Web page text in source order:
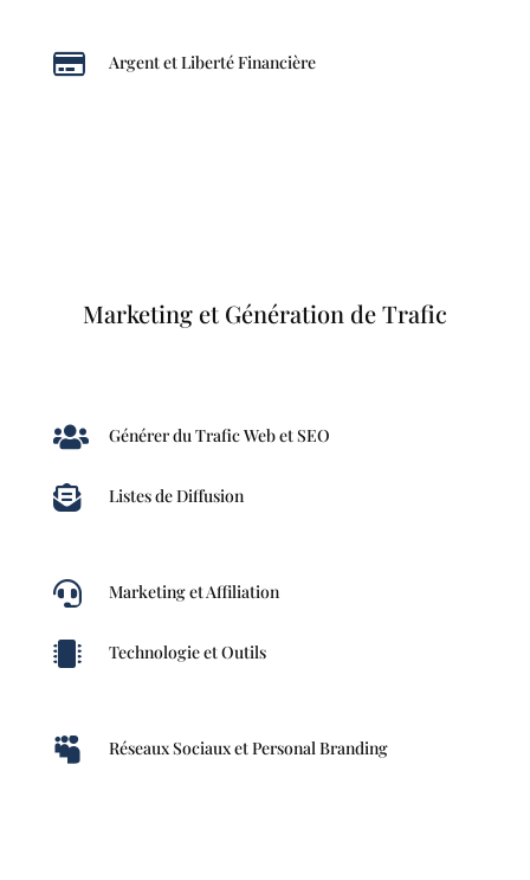
 Argent et Liberté Financière
Marketing et Génération de Trafic
 Générer du Trafic Web et SEO
 Listes de Diffusion
 Marketing et Affiliation
 Technologie et Outils
 Réseaux Sociaux et Personal Branding